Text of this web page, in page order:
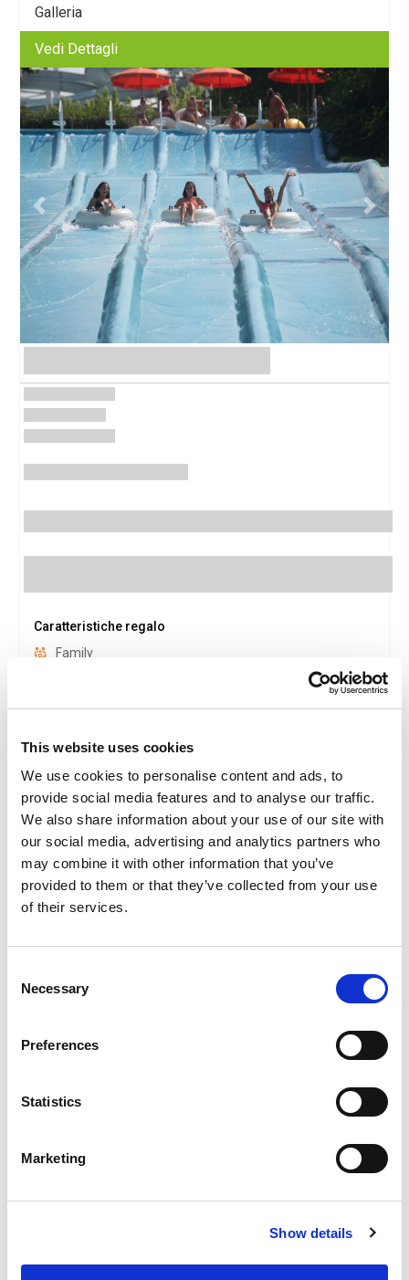
This website uses cookies
We use cookies to personalise content and ads, to
provide social media features and to analyse our traffic.
We also share information about your use of our site with
our social media, advertising and analytics partners who
may combine it with other information that you’ve
provided to them or that they’ve collected from your use
of their services.
Selection
Necessary
Preferences
Statistics
Marketing
Show details
Galleria
Vedi Dettagli
Previous Next
Caratteristiche regalo
Family
Vedi Dettagli
Ecco quello che fa per te : convenienza, confort e
divertimento edutainment, per trasformare la visita a
Aquafan in un fantastico city-break da regalare.
Aquafan
Aquafan è il parco acquatico più famoso in Europa, grazie
ai suoi spettacolari giochi d’acqua, agli innumerevoli eventi
e alla sua capacità di essere ancora oggi un luogo di moda
Il divertimento è assicurato con i suoi fantastici
scivoli,lunghi in totale oltre 3 km
Kamikaze
. Fino
alloStrizzaCOOL
: l’attrazione formato famiglia che
Ha la caratteristica di offrire due giochi in uno: una discesa
adrenalinica, l’altra più dolce, tra curve e tunnel, con effetto
dati. Paga con carta di credito. Il tuo regalo è pronto!
pdf pronto per essere stampato e regalato!
Validità del Buono